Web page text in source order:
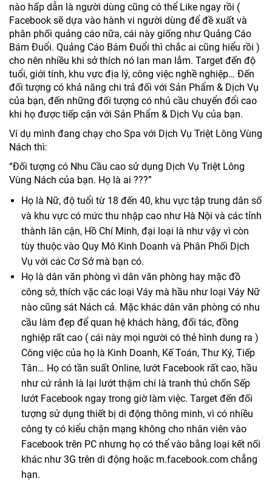
nào hấp dẫn là người dùng cũng có thể Like ngay rồi (
Facebook sẽ dựa vào hành vi người dùng để đề xuất và
phân phối quảng cáo nữa, cái này giống như Quảng Cáo
Bám Đuổi. Quảng Cáo Bám Đuổi thì chắc ai cũng hiểu rồi )
cho nên nhiều khi sở thích nó lan man lắm. Target đến độ
tuổi, giới tính, khu vực địa lý, công việc nghề nghiệp… Đến
đối tượng có khả năng chi trả đối với Sản Phẩm & Dịch Vụ
của bạn, đến những đối tượng có nhủ cầu chuyển đổi cao
khi họ được tiếp cận với Sản Phẩm & Dịch Vụ của bạn.
Ví dụ mình đang chạy cho Spa với Dịch Vụ Triệt Lông Vùng
Nách thì:
“Đối tượng có Nhu Cầu cao sử dụng Dịch Vụ Triệt Lông
Vùng Nách của bạn. Họ là ai ???”
Họ là Nữ, độ tuổi từ 18 đến 40, khu vực tập trung dân số
và khu vực có mức thu nhập cao như Hà Nội và các tỉnh
thành lân cận, Hồ Chí Minh, đại loại là như vậy vì còn
tùy thuộc vào Quy Mô Kinh Doanh và Phân Phối Dịch
Vụ với các Cơ Sở mà bạn có.
Họ là dân văn phòng vì dân văn phòng hay mặc đồ
công sở, thích vặc các loại Váy mà hầu như loại Váy Nữ
nào cũng sát Nách cả. Mặc khác dân văn phòng có nhu
cầu làm đẹp để quan hệ khách hàng, đối tác, đồng
nghiệp rất cao ( cái này mọi người có thẻ hình dung ra )
Công việc của họ là Kinh Doanh, Kế Toán, Thư Ký, Tiếp
Tân… Họ có tần suất Online, lướt Facebook rất cao, hầu
như cứ rảnh là lại lướt thậm chí là tranh thủ chốn Sếp
lướt Facebook ngay trong giờ làm việc. Target đến đối
tượng sử dụng thiết bị di động thông minh, vì có nhiều
công ty có kiểu chặn mạng không cho nhân viên vào
Facebook trên PC nhưng họ có thể vào bằng loại kết nối
khác như 3G trên di động hoặc m.facebook.com chẳng
hạn.